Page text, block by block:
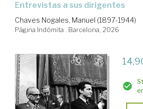
Entrevistas a sus dirigentes
Chaves Nogales, Manuel (1897-1944)
Página Indómita . Barcelona, 2026